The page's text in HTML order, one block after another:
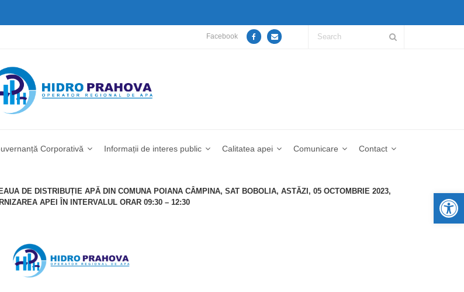
Facebook
Corporativă Informații de interes public Calitatea apei Comunicare Contact
DE DISTRIBUȚIE APĂ DIN COMUNA POIANA CÂMPINA, SAT BOBOLIA, ASTĂZI, 05 OCTOMBRIE 2023,
APEI ÎN INTERVALUL ORAR 09:30 – 12:30